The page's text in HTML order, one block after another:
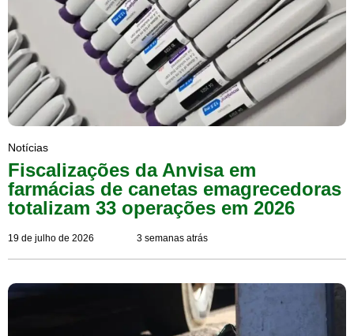
Notícias
Fiscalizações da Anvisa em
farmácias de canetas emagrecedoras
totalizam 33 operações em 2026
19 de julho de 2026 3 semanas atrás